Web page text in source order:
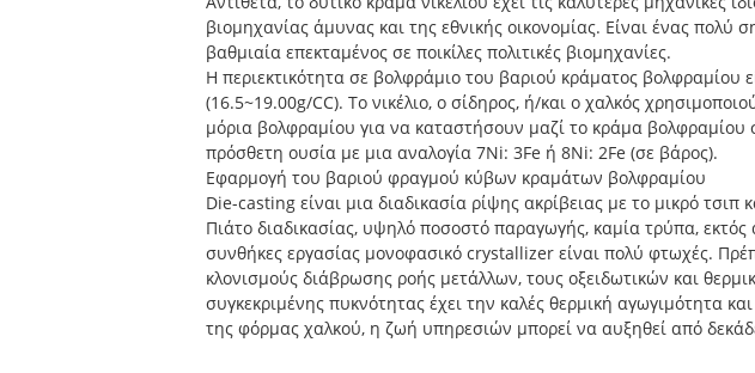
βιομηχανίας άμυνας και της εθνικής οικονομίας. Είναι ένας
βαθμιαία επεκταμένος σε ποικίλες πολιτικές βιομηχανίες.
Η περιεκτικότητα σε βολφράμιο του βαριού κράματος βολφραμίου
(16.5~19.00g/CC). Το νικέλιο, ο σίδηρος, ή/και ο χαλκός
μόρια βολφραμίου για να καταστήσουν μαζί το κράμα βολφραμίου
πρόσθετη ουσία με μια αναλογία 7Ni: 3Fe ή 8Ni: 2Fe (σε βάρος).
Εφαρμογή του βαριού φραγμού κύβων κραμάτων βολφραμίου
Die-casting είναι μια διαδικασία ρίψης ακρίβειας με το μικρό
Πιάτο διαδικασίας, υψηλό ποσοστό παραγωγής, καμία τρύπα,
συνθήκες εργασίας μονοφασικό crystallizer είναι πολύ φτωχές.
κλονισμούς διάβρωσης ροής μετάλλων, τους οξειδωτικών και
συγκεκριμένης πυκνότητας έχει την καλές θερμική αγωγιμότητα
της φόρμας χαλκού, η ζωή υπηρεσιών μπορεί να αυξηθεί από